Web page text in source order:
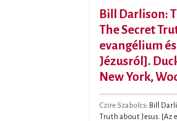
Bill Darlison:
The Secret
evangélium
Jézusról].
New York,
Czire Szabolcs: Bill
Truth about Jesus. [Az